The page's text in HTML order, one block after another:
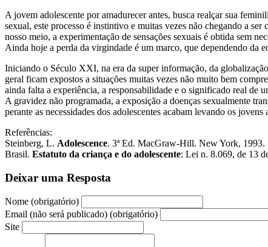
A jovem adolescente por amadurecer antes, busca realçar sua
sexual, este processo é instintivo e muitas vezes não chegando a
nosso meio, a experimentação de sensações sexuais é obtida sem
Ainda hoje a perda da virgindade é um marco, que dependendo da
Iniciando o Século XXI, na era da super informação, da
geral ficam expostos a situações muitas vezes não muito bem
ainda falta a experiência, a responsabilidade e o significado real de
A gravidez não programada, a exposição a doenças sexualmente
perante as necessidades dos adolescentes acabam levando os
Referências:
Steinberg, L. Adolescence. 3ª Ed. MacGraw-Hill. New York, 1993.
Brasil. Estatuto da criança e do adolescente: Lei n. 8.069, de 13
Deixar uma Resposta
Nome (obrigatório)
Email (não será publicado) (obrigatório)
Site